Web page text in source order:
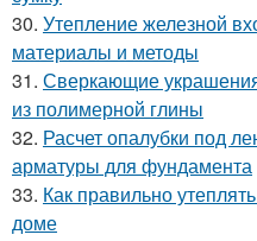
30. Утепление железной
материалы и методы
31. Сверкающие
из полимерной глины
32. Расчет опалубки под
арматуры для фундамента
33. Как правильно
доме